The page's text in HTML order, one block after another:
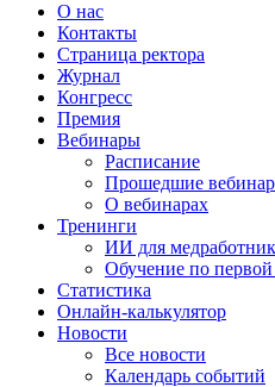
О нас
Контакты
Страница ректора
Журнал
Конгресс
Премия
Вебинары
Расписание
Прошедшие
О вебинарах
Тренинги
ИИ для
Обучение по
Статистика
Онлайн-калькулятор
Новости
Все новости
Календарь событий